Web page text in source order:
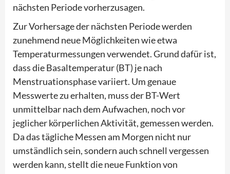
nächsten Periode vorherzusagen.
Zur Vorhersage der nächsten Periode werden
zunehmend neue Möglichkeiten wie etwa
Temperaturmessungen verwendet. Grund dafür ist,
dass die Basaltemperatur (BT) je nach
Menstruationsphase variiert. Um genaue
Messwerte zu erhalten, muss der BT-Wert
unmittelbar nach dem Aufwachen, noch vor
jeglicher körperlichen Aktivität, gemessen werden.
Da das tägliche Messen am Morgen nicht nur
umständlich sein, sondern auch schnell vergessen
werden kann, stellt die neue Funktion von